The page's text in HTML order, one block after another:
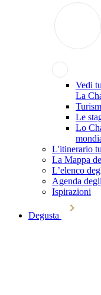
Vedi
La
Le
Lo
L'itinerario
La Mappa
L’elenco
Agenda
Ispirazioni
Degusta